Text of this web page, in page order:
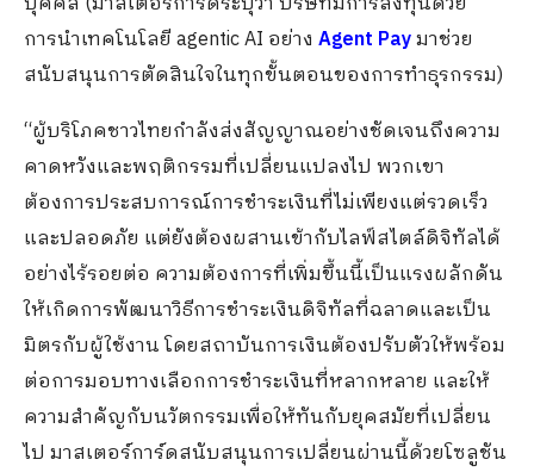
การนำเทคโนโลยี agentic AI อย่าง Agent Payมาช่วย
สนับสนุนการตัดสินใจในทุกขั้นตอนของการทำธุรกรรม)
“ผู้บริโภคชาวไทยกำลังส่งสัญญาณอย่างชัดเจนถึงความ
คาดหวังและพฤติกรรมที่เปลี่ยนแปลงไป พวกเขา
ต้องการประสบการณ์การชำระเงินที่ไม่เพียงแต่รวดเร็ว
และปลอดภัย แต่ยังต้องผสานเข้ากับไลฟ์สไตล์ดิจิทัลได้
อย่างไร้รอยต่อ ความต้องการที่เพิ่มขึ้นนี้เป็นแรงผลักดัน
ให้เกิดการพัฒนาวิธีการชำระเงินดิจิทัลที่ฉลาดและเป็น
มิตรกับผู้ใช้งาน โดยสถาบันการเงินต้องปรับตัวให้พร้อม
ต่อการมอบทางเลือกการชำระเงินที่หลากหลาย และให้
ความสำคัญกับนวัตกรรมเพื่อให้ทันกับยุคสมัยที่เปลี่ยน
ไป มาสเตอร์การ์ดสนับสนุนการเปลี่ยนผ่านนี้ด้วยโซลูชัน